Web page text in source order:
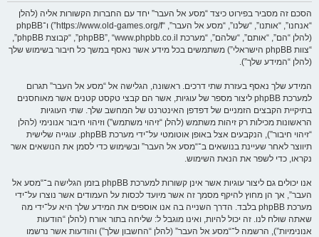
הסכם זה מסביר בפירוט כיצד “מסע אל העבר” יחד עם החברות הקשורות אליה (להלן
“אנחנו”, “אותנו”, “שלנו”, “מסע אל העבר”, “https://www.old-games.org/f”) ו־phpBB
(להלן “הם”, “אותם”, “שלהם”, “מערכת phpBB”, “www.phpbb.co.il”, “קבוצת phpBB”,
“צוות phpBB הישראלי”) משתמשים בכל מידע אשר נאסף במשך כל חיבור בשימוש שלך
(להלן “המידע שלך”).
המידע שלך נאסף בעזרת שתי דרכים. ראשונה, הגלישה אל “מסע אל העבר” תגרום
למערכת phpBB ליצור מספר של עוגיות, אשר הם קבצי טקסט קטנים אשר מאוחסנים
בתיקיית הקבצים הזמניים של דפדפן האינטרנט של המחשב שלך. שתי העוגיות
הראשונות מכילות רק זיהות משתמש (להלן “זיהוי משתמש”) וזיהוי חיבור אנונימי (להלן
“זיהוי חיבור”), הנקבעים אצל באופן אוטומטי על־ידי מערכת phpBB. עוגייה שלישית
תיווצר לאחר שעיינת בנושאים ב־“מסע אל העבר” ובשימוש כדי לסמן את הנושאים אשר
נקראו, כדי לשפר את הנאת השימוש.
אנו יכולים גם ליצור עוגיות אשר אינן קשורות למערכת phpBB בזמן הגלישה ב־“מסע אל
העבר”, אך הן מחוץ להיקף מסמך זה אשר מיועד לכסות על העמודים אשר נוצרו על־ידי
מערכת phpBB בלבד. הדרך השנייה בה אנו אוספים את המידע שלך היא על־ידי מה
שאתה שולח לנו. זה יכול להיות, ואינו מוגבל ל: שליחה בתור אורח (להלן “הודעות
אנונימיות”), הרשמה ל־“מסע אל העבר” (להלן “החשבון שלך”) והודעות אשר נרשמו